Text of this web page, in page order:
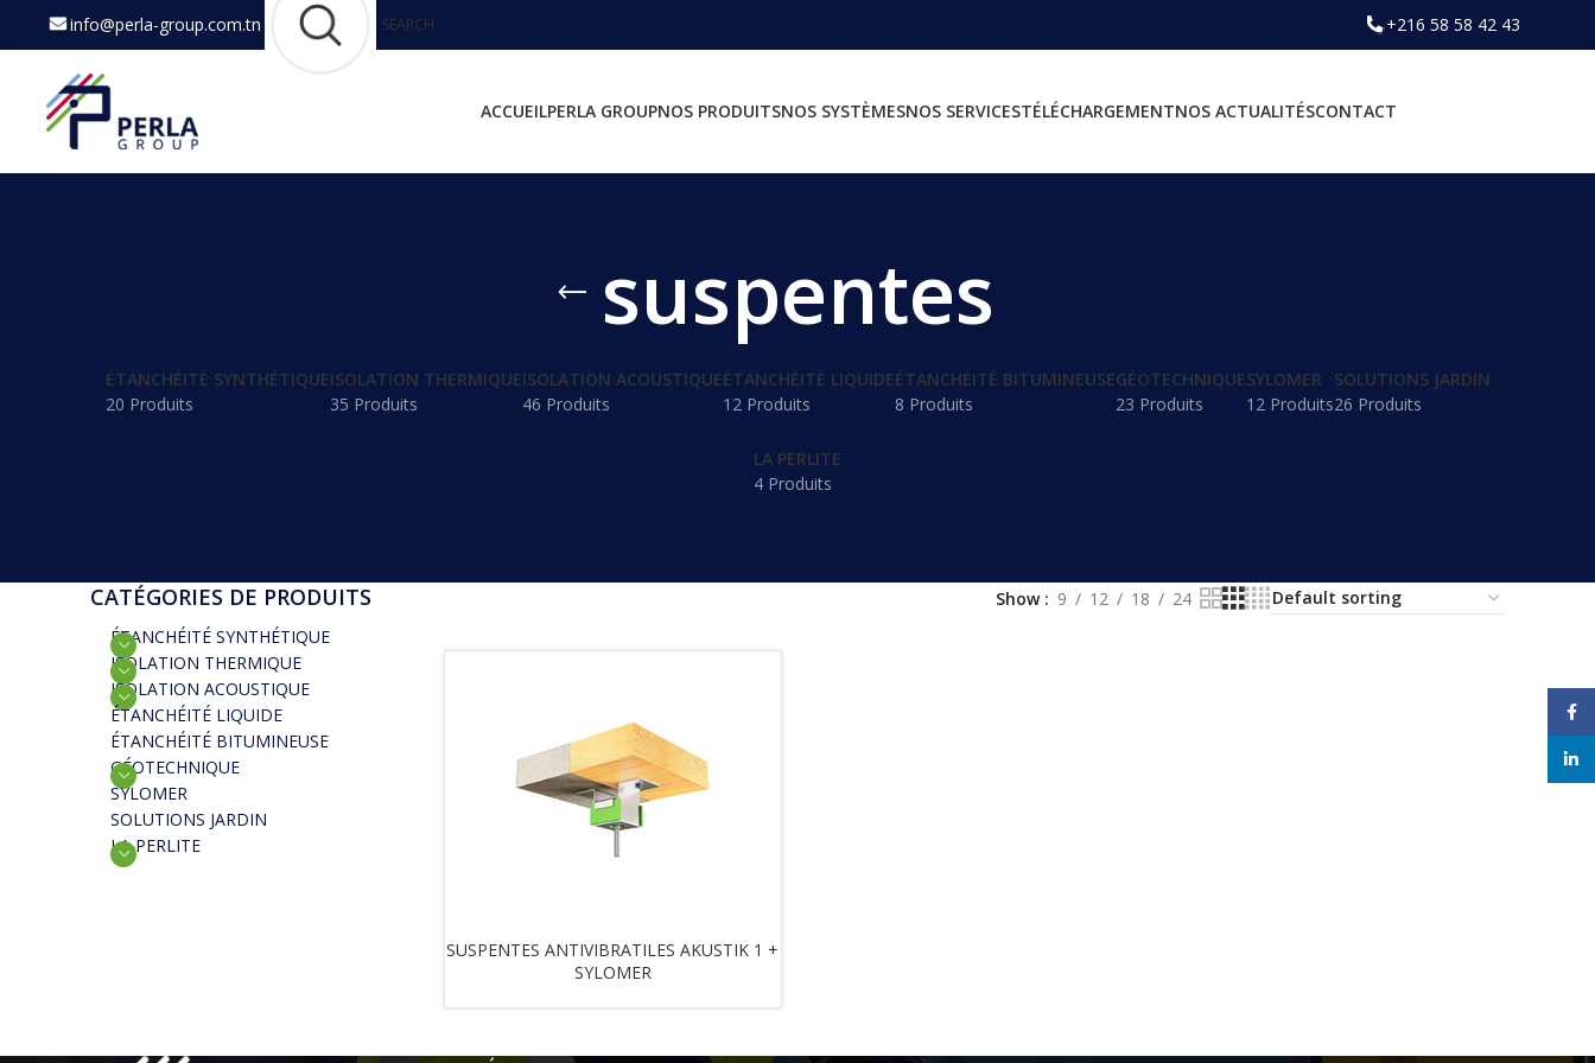
info@perla-group.com.tn SEARCH +216 58 58 42 43
ACCUEILPERLA GROUPNOS PRODUITSNOS SYSTÈMESNOS SERVICESTÉLÉCHARGEMENTNOS ACTUALITÉSCONTACT
suspentes
ÉTANCHÉITÉ SYNTHÉTIQUE
20 Produits
ISOLATION THERMIQUE
35 Produits
ISOLATION ACOUSTIQUE
46 Produits
ÉTANCHÉITÉ LIQUIDE
12 Produits
ÉTANCHÉITÉ BITUMINEUSE
8 Produits
GÉOTECHNIQUE
23 Produits
SYLOMER
12 Produits
SOLUTIONS JARDIN
26 Produits
LA PERLITE
4 Produits
CATÉGORIES DE PRODUITS
ÉTANCHÉITÉ SYNTHÉTIQUE
ISOLATION THERMIQUE
ISOLATION ACOUSTIQUE
ÉTANCHÉITÉ LIQUIDE
ÉTANCHÉITÉ BITUMINEUSE
GÉOTECHNIQUE
SYLOMER
SOLUTIONS JARDIN
LA PERLITE
Show 9 12 18 24
SUSPENTES ANTIVIBRATILES AKUSTIK 1 +
SYLOMER